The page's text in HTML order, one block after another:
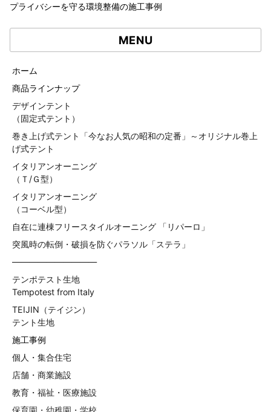
プライバシーを守る環境整備の施工事例
MENU
ホーム
商品ラインナップ
デザインテント
（固定式テント）
巻き上げ式テント「今なお人気の昭和の定番」～オリジナル巻上
げ式テント
イタリアンオーニング
（Ｔ/Ｇ型）
イタリアンオーニング
（コーベル型）
自在に連棟フリースタイルオーニング 「リパーロ」
突風時の転倒・破損を防ぐパラソル「ステラ」
——————————
テンポテスト生地
Tempotest from Italy
TEIJIN（テイジン）
テント生地
施工事例
個人・集合住宅
店舗・商業施設
教育・福祉・医療施設